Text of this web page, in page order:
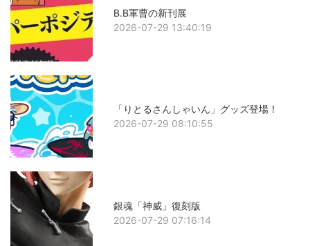
B.B軍曹の新刊展
2026-07-29 13:40:19
「りとるさんしゃいん」グッズ登場！
2026-07-29 08:10:55
銀魂「神威」復刻版
2026-07-29 07:16:14